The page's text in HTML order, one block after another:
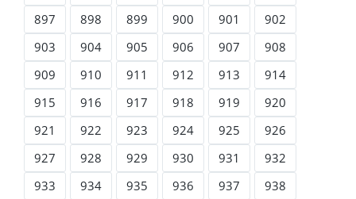
897
898 899 900 901
902
903
904 905 906 907
908
909
910 911 912 913
914
915
916 917 918 919
920
921
922 923 924 925
926
927
928 929 930 931
932
933
934 935 936 937
938